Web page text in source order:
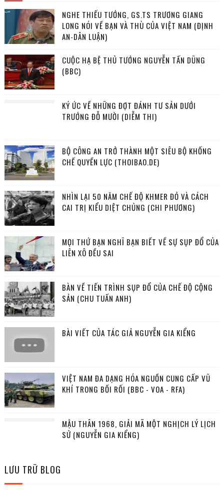
NGHE THIẾU TƯỚNG, GS.TS TRƯƠNG GIANG
LONG NÓI VỀ BẠN VÀ THÙ CỦA VIỆT NAM (ĐỊNH
AN-DÂN LUẬN)
CUỘC HẠ BỆ THỦ TƯỚNG NGUYỄN TẤN DŨNG
(BBC)
KÝ ỨC VỀ NHỮNG ĐỢT ĐÁNH TƯ SẢN DƯỚI
TRƯỚNG ĐỖ MƯỜI (DIỄM THI)
BỘ CÔNG AN TRỞ THÀNH MỘT SIÊU BỘ KHỐNG
CHẾ QUYỀN LỰC (THOIBAO.DE)
NHÌN LẠI 50 NĂM CHẾ ĐỘ KHMER ĐỎ VÀ CÁCH
CAI TRỊ KIỂU DIỆT CHỦNG (CHI PHƯƠNG)
MỌI THỨ BẠN NGHĨ BẠN BIẾT VỀ SỰ SỤP ĐỔ CỦA
LIÊN XÔ ĐỀU SAI
BÀN VỀ TIẾN TRÌNH SỤP ĐỔ CỦA CHẾ ĐỘ CỘNG
SẢN (CHU TUẤN ANH)
BÀI VIẾT CỦA TÁC GIẢ NGUYỄN GIA KIỂNG
VIỆT NAM ĐA DẠNG HÓA NGUỒN CUNG CẤP VŨ
KHÍ TRONG BỐI RỐI (BBC - VOA - RFA)
MẬU THÂN 1968, GIẢI MÃ MỘT NGHỊCH LÝ LỊCH
SỬ (NGUYỄN GIA KIỂNG)
LƯU TRỮ BLOG